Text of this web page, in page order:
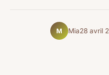
M Mia28 avril